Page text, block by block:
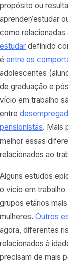
propósito ou
aprender/estudar
como relacionadas
estudar definido
é entre os
adolescentes
de graduação e
vício em trabalho
entre
pensionistas. Mais
melhor essas
relacionados ao
Alguns estudos
o vício em
grupos etários
mulheres. Outros
agora, diferentes
relacionados à
precisam de mais